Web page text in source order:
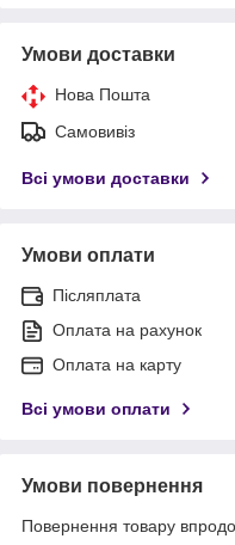
Умови доставки
Нова Пошта
Самовивіз
Всі умови доставки
Умови оплати
Післяплата
Оплата на рахунок
Оплата на карту
Всі умови оплати
Умови повернення
Повернення товару